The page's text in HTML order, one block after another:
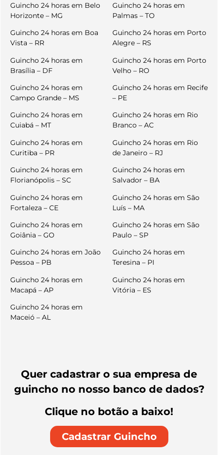
Guincho 24 horas em Belo
Horizonte – MG
Guincho 24 horas em Boa
Vista – RR
Guincho 24 horas em
Brasília – DF
Guincho 24 horas em
Campo Grande – MS
Guincho 24 horas em
Cuiabá – MT
Guincho 24 horas em
Curitiba – PR
Guincho 24 horas em
Florianópolis – SC
Guincho 24 horas em
Fortaleza – CE
Guincho 24 horas em
Goiânia – GO
Guincho 24 horas em João
Pessoa – PB
Guincho 24 horas em
Macapá – AP
Guincho 24 horas em
Maceió – AL
Guincho 24 horas em
Palmas – TO
Guincho 24 horas em Porto
Alegre – RS
Guincho 24 horas em Porto
Velho – RO
Guincho 24 horas em Recife
– PE
Guincho 24 horas em Rio
Branco – AC
Guincho 24 horas em Rio
de Janeiro – RJ
Guincho 24 horas em
Salvador – BA
Guincho 24 horas em São
Luís – MA
Guincho 24 horas em São
Paulo – SP
Guincho 24 horas em
Teresina – PI
Guincho 24 horas em
Vitória – ES
Quer cadastrar o sua empresa de
guincho no nosso banco de dados?
Clique no botão a baixo!
Cadastrar Guincho